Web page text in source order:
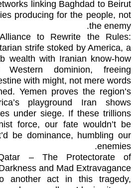
linking Baghdad to Beirut
producing for the people, not
the enemy.
to Rewrite the Rules:
strife stoked by America, a
wealth with Iranian know-how
Western dominion, freeing
with might, not mere words.
Yemen proves the region’s
playground Iran shows
under siege. If these trillions
force, our fate wouldn’t be
be dominance, humbling our
enemies.
– The Protectorate of
and Mad Extravagance
another act in this tragedy,